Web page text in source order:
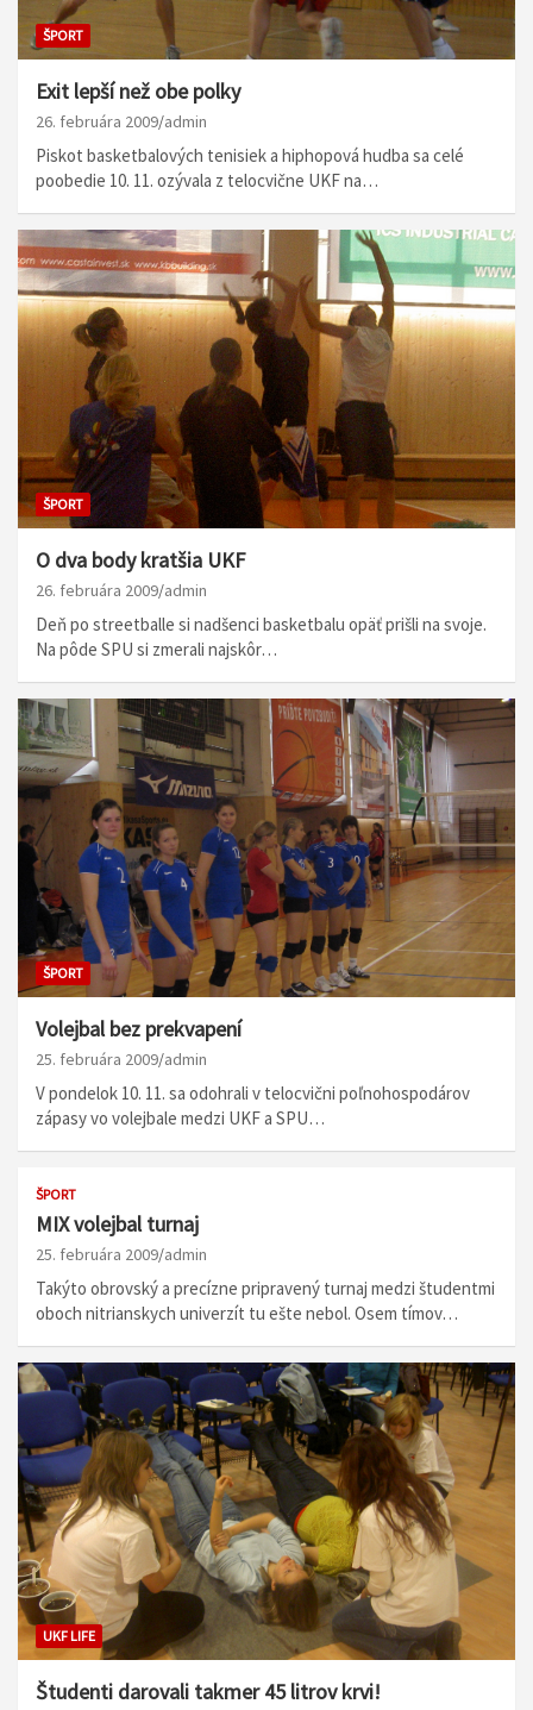
ŠPORT
Exit lepší než obe polky
26. februára 2009 admin
Piskot basketbalových tenisiek a hiphopová hudba sa celé
poobedie 10. 11. ozývala z telocvične UKF na…
ŠPORT
O dva body kratšia UKF
26. februára 2009 admin
Deň po streetballe si nadšenci basketbalu opäť prišli na svoje.
Na pôde SPU si zmerali najskôr…
ŠPORT
Volejbal bez prekvapení
25. februára 2009 admin
V pondelok 10. 11. sa odohrali v telocvični poľnohospodárov
zápasy vo volejbale medzi UKF a SPU…
ŠPORT
MIX volejbal turnaj
25. februára 2009 admin
Takýto obrovský a precízne pripravený turnaj medzi študentmi
oboch nitrianskych univerzít tu ešte nebol. Osem tímov…
UKF LIFE
Študenti darovali takmer 45 litrov krvi!